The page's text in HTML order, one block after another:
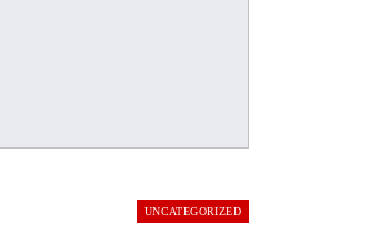
UNCATEGORIZED